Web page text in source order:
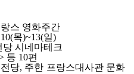
영화주간
목)~13(일)
시네마테크
10편
주한 프랑스대사관 문화